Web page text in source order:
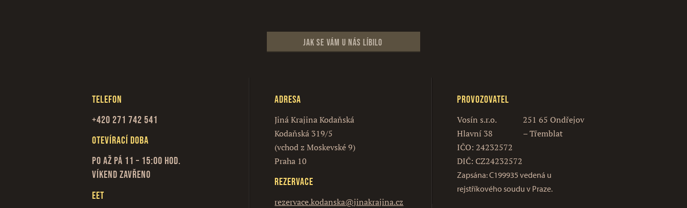
Jak se vám u nás líbilo
Telefon
+420 271 742 541
Otevírací doba
Po až Pá 11 – 15:00 hod.
Víkend zavřeno
EET
Adresa
Jiná Krajina Kodaňská
Kodaňská 319/5
(vchod z Moskevské 9)
Praha 10
Rezervace
rezervace.kodanska@jinakrajina.cz
Provozovatel
Vosín s.r.o.
Hlavní 38
251 65 Ondřejov
– Třemblat
IČO: 24232572
DIČ: CZ24232572
Zapsána: C199935 vedená u
rejstříkového soudu v Praze.